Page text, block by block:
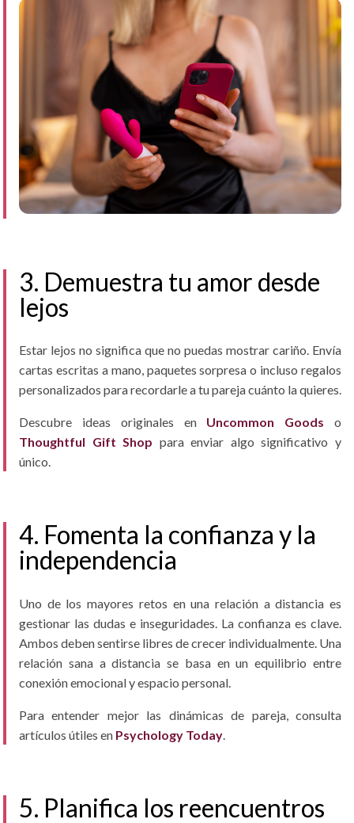
3. Demuestra tu amor desde
lejos
Estar lejos no significa que no puedas mostrar cariño. Envía
cartas escritas a mano, paquetes sorpresa o incluso regalos
personalizados para recordarle a tu pareja cuánto la quieres.
Descubre ideas originales en Uncommon Goods o
Thoughtful Gift Shop para enviar algo significativo y
único.
4. Fomenta la confianza y la
independencia
Uno de los mayores retos en una relación a distancia es
gestionar las dudas e inseguridades. La confianza es clave.
Ambos deben sentirse libres de crecer individualmente. Una
relación sana a distancia se basa en un equilibrio entre
conexión emocional y espacio personal.
Para entender mejor las dinámicas de pareja, consulta
artículos útiles en Psychology Today
5. Planifica los reencuentros